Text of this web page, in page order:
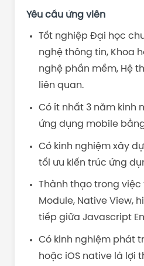
Yêu cầu ứng viên
Tốt nghiệp Đại học
nghệ thông tin, Khoa
nghệ phần mềm, Hệ
liên quan.
Có ít nhất 3 năm kinh
ứng dụng mobile
Có kinh nghiệm xây
tối ưu kiến trúc ứng
Thành thạo trong việc
Module, Native View,
tiếp giữa Javascript
Có kinh nghiệm phát
hoặc iOS native là lợi